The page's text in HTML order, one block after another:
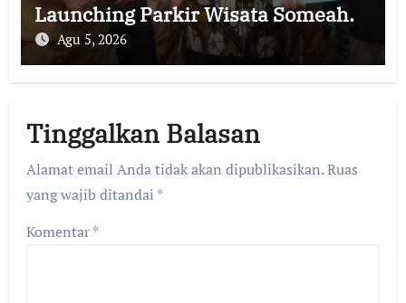
Launching Parkir Wisata Someah.
Agu 5, 2026
Tinggalkan Balasan
Alamat email Anda tidak akan dipublikasikan.Ruas
yang wajib ditandai *
Komentar*